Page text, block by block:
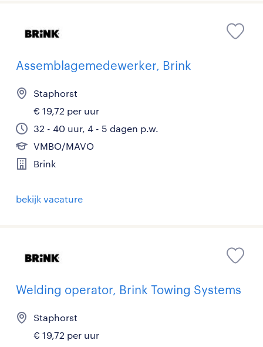
Assemblagemedewerker, Brink
Staphorst
€ 19,72 per uur
32 - 40 uur, 4 - 5 dagen p.w.
VMBO/MAVO
Brink
bekijk vacature
Welding operator, Brink Towing Systems
Staphorst
€ 19,72 per uur